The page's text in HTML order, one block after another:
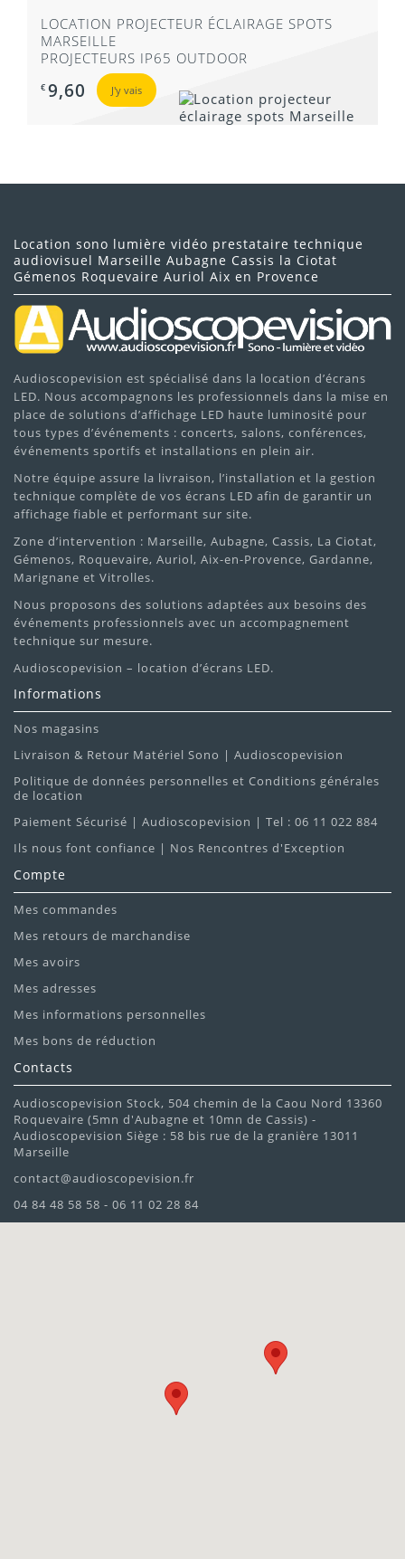
LOCATION PROJECTEUR ÉCLAIRAGE SPOTS
MARSEILLE
PROJECTEURS IP65 OUTDOOR
€ 9,60 J'y vais
Location sono lumière vidéo prestataire technique
audiovisuel Marseille Aubagne Cassis la Ciotat
Gémenos Roquevaire Auriol Aix en Provence
Audioscopevision est spécialisé dans la location d’écrans
LED. Nous accompagnons les professionnels dans la mise en
place de solutions d’affichage LED haute luminosité pour
tous types d’événements : concerts, salons, conférences,
événements sportifs et installations en plein air.
Notre équipe assure la livraison, l’installation et la gestion
technique complète de vos écrans LED afin de garantir un
affichage fiable et performant sur site.
Zone d’intervention : Marseille, Aubagne, Cassis, La Ciotat,
Gémenos, Roquevaire, Auriol, Aix-en-Provence, Gardanne,
Marignane et Vitrolles.
Nous proposons des solutions adaptées aux besoins des
événements professionnels avec un accompagnement
technique sur mesure.
Audioscopevision – location d’écrans LED.
Informations
Nos magasins
Livraison & Retour Matériel Sono | Audioscopevision
Politique de données personnelles et Conditions générales
de location
Paiement Sécurisé | Audioscopevision | Tel : 06 11 022 884
Ils nous font confiance | Nos Rencontres d'Exception
Compte
Mes commandes
Mes retours de marchandise
Mes avoirs
Mes adresses
Mes informations personnelles
Mes bons de réduction
Contacts
Audioscopevision Stock, 504 chemin de la Caou Nord 13360
Roquevaire (5mn d'Aubagne et 10mn de Cassis) -
Audioscopevision Siège : 58 bis rue de la granière 13011
Marseille
contact@audioscopevision.fr
04 84 48 58 58 - 06 11 02 28 84